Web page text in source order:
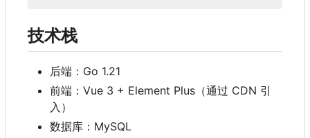
技术栈
后端 ： Go 1.21
前端 ： Vue 3 + Element Plus （通过 CDN 引
入）
数据库 ： MySQL